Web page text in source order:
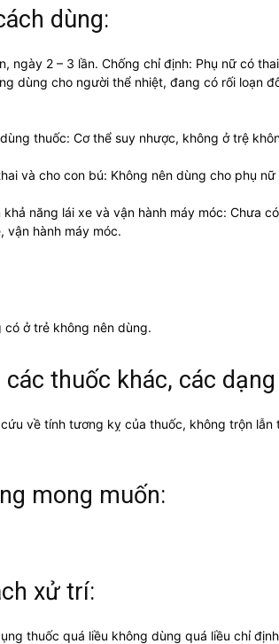
dùng:
ngày 2 – 3 lần. Chống chỉ định: Phụ nữ có
dùng cho người thể nhiệt, đang có rối loạn
thuốc: Cơ thể suy nhược, không ở trệ
và cho con bú: Không nên dùng cho phụ nữ
năng lái xe và vận hành máy móc: Chưa
vận hành máy móc.
ở trẻ không nên dùng.
thuốc khác, các
về tính tương kỵ của thuốc, không trộn lẫn
mong muốn:
xử trí:
thuốc quá liều không dùng quá liều chỉ